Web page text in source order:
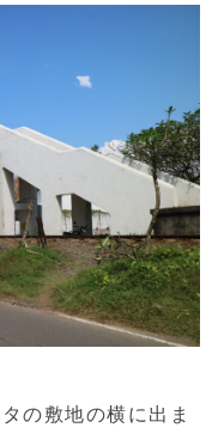
の敷地の横に出ま